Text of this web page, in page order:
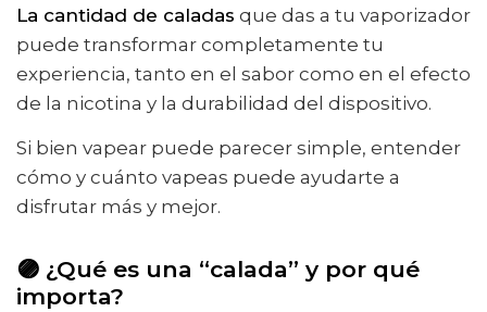
La cantidad de caladas que das a tu vaporizador
puede transformar completamente tu
experiencia, tanto en el sabor como en el efecto
de la nicotina y la durabilidad del dispositivo.
Si bien vapear puede parecer simple, entender
cómo y cuánto vapeas puede ayudarte a
disfrutar más y mejor.
🟣 ¿Qué es una “calada” y por qué
importa?